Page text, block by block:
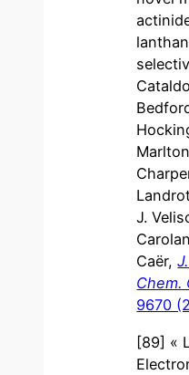
J.
Caër,
Chem.
9670
[89] «